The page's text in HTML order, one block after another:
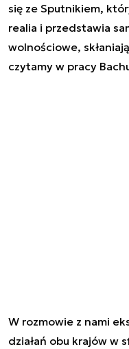
się ze Sputnikiem,
realia i przedstawia
wolnościowe,
czytamy w pracy
W rozmowie z nami
działań obu krajów w